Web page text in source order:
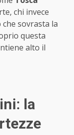
chi invece
sovrasta la
questa
alto il
la